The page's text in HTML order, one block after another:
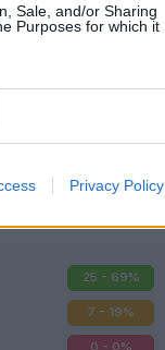
Sale, and/or Sharing
Purposes for which it
Privacy Policy
25 - 69%
7 - 19%